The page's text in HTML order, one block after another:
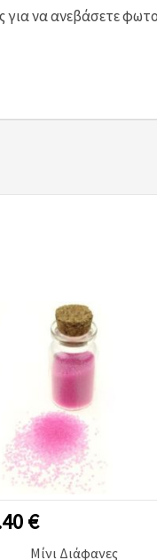
να ανεβάσετε
€
Μίνι Διάφανες